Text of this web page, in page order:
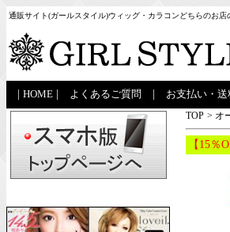
通販サイト(ガールスタイル)ウィッグ・カラコンどちらのお
HOME よくあるご質問 お支払い・送
TOP > オ
【15％